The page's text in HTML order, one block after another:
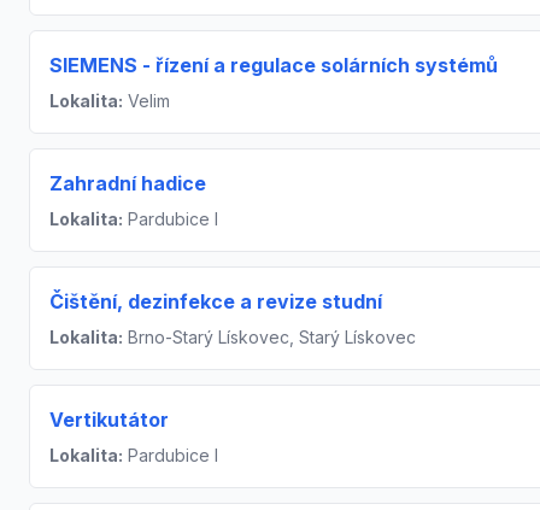
SIEMENS - řízení a regulace solárních systémů
Lokalita: Velim
Zahradní hadice
Lokalita: Pardubice I
Čištění, dezinfekce a revize studní
Lokalita: Brno-Starý Lískovec, Starý Lískovec
Vertikutátor
Lokalita: Pardubice I